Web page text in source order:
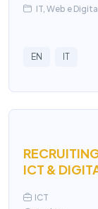
IT, Web e Digital
EN IT
ICT &
ICT